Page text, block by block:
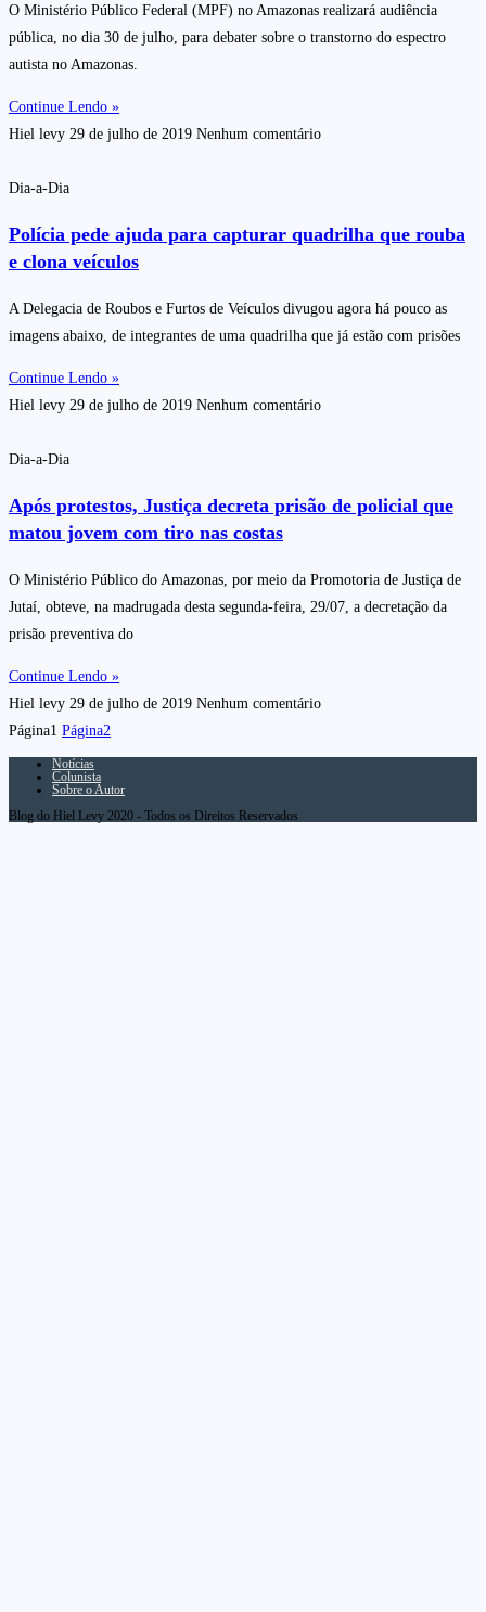
O Ministério Público Federal (MPF) no Amazonas realizará audiência
pública, no dia 30 de julho, para debater sobre o transtorno do espectro
autista no Amazonas.
Continue Lendo »
Hiel levy 29 de julho de 2019 Nenhum comentário
Dia-a-Dia
Polícia pede ajuda para capturar quadrilha que rouba
e clona veículos
A Delegacia de Roubos e Furtos de Veículos divugou agora há pouco as
imagens abaixo, de integrantes de uma quadrilha que já estão com prisões
Continue Lendo »
Hiel levy 29 de julho de 2019 Nenhum comentário
Dia-a-Dia
Após protestos, Justiça decreta prisão de policial que
matou jovem com tiro nas costas
O Ministério Público do Amazonas, por meio da Promotoria de Justiça de
Jutaí, obteve, na madrugada desta segunda-feira, 29/07, a decretação da
prisão preventiva do
Continue Lendo »
Hiel levy 29 de julho de 2019 Nenhum comentário
Página1 Página2
Notícias
Colunista
Sobre o Autor
Blog do Hiel Levy 2020 - Todos os Direitos Reservados